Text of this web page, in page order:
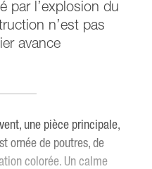
par l’explosion du
n’est pas
avance
une pièce principale,
ornée de poutres, de
colorée. Un calme